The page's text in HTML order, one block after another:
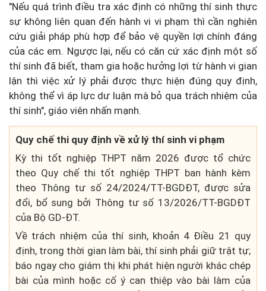
"Nếu quá trình điều tra xác định có những thí sinh thực
sự không liên quan đến hành vi vi phạm thì cần nghiên
cứu giải pháp phù hợp để bảo vệ quyền lợi chính đáng
của các em. Ngược lại, nếu có căn cứ xác định một số
thí sinh đã biết, tham gia hoặc hưởng lợi từ hành vi gian
lận thì việc xử lý phải được thực hiện đúng quy định,
không thể vì áp lực dư luận mà bỏ qua trách nhiệm của
thí sinh", giáo viên nhấn mạnh.
Quy chế thi quy định về xử lý thí sinh vi phạm
Kỳ thi tốt nghiệp THPT năm 2026 được tổ chức
theo Quy chế thi tốt nghiệp THPT ban hành kèm
theo Thông tư số 24/2024/TT-BGDĐT, được sửa
đổi, bổ sung bởi Thông tư số 13/2026/TT-BGDĐT
của Bộ GD-ĐT.
Về trách nhiệm của thí sinh, khoản 4 Điều 21 quy
định, trong thời gian làm bài, thí sinh phải giữ trật tự;
báo ngay cho giám thị khi phát hiện người khác chép
bài của mình hoặc cố ý can thiệp vào bài làm của